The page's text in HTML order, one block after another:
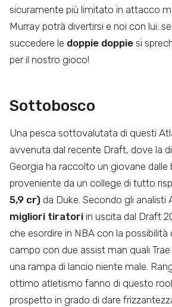
sicuramente più limitato in attacco
Murray potrà divertirsi e noi con lui:
succedere le doppie doppie si
per il nostro gioco!
Sottobosco
Una pesca sottovalutata di questi
avvenuta dal recente Draft, dove la
Georgia ha raccolto un giovane dalle
proveniente da un college di tutto
5,9 cr) da Duke. Secondo gli analisti
migliori tiratori in uscita dal Draft
che esordire in NBA con la possibilità
campo con due assist man quali Trae
una rampa di lancio niente male.
ottimo atletismo fanno di questo
prospetto in grado di dare